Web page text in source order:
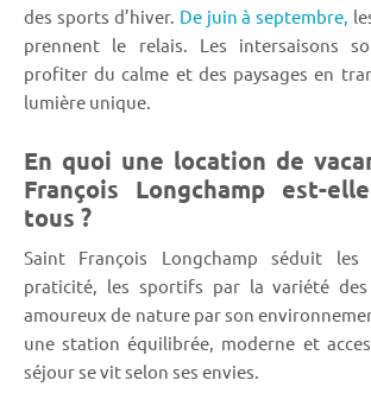
des sports d’hiver. De juin à septembre,
prennent le relais. Les intersaisons
profiter du calme et des paysages en
lumière unique.
En quoi une location de
François Longchamp est-
tous ?
Saint François Longchamp séduit
praticité, les sportifs par la variété
amoureux de nature par son
une station équilibrée, moderne et
séjour se vit selon ses envies.